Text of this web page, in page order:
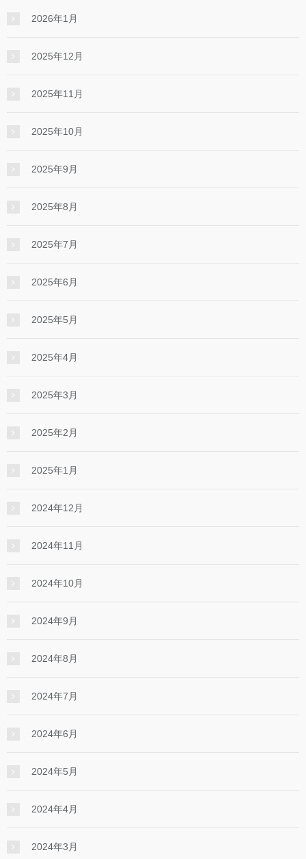
2026年1月
2025年12月
2025年11月
2025年10月
2025年9月
2025年8月
2025年7月
2025年6月
2025年5月
2025年4月
2025年3月
2025年2月
2025年1月
2024年12月
2024年11月
2024年10月
2024年9月
2024年8月
2024年7月
2024年6月
2024年5月
2024年4月
2024年3月